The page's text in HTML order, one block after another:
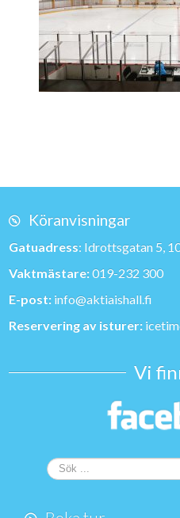
Köranvisningar
Gatuadress: Idrottsgatan 5,
Vaktmästare:019-232 300
E-post: info@aktiaishall.fi
Reservering av isturer:
Vi
Sök
...